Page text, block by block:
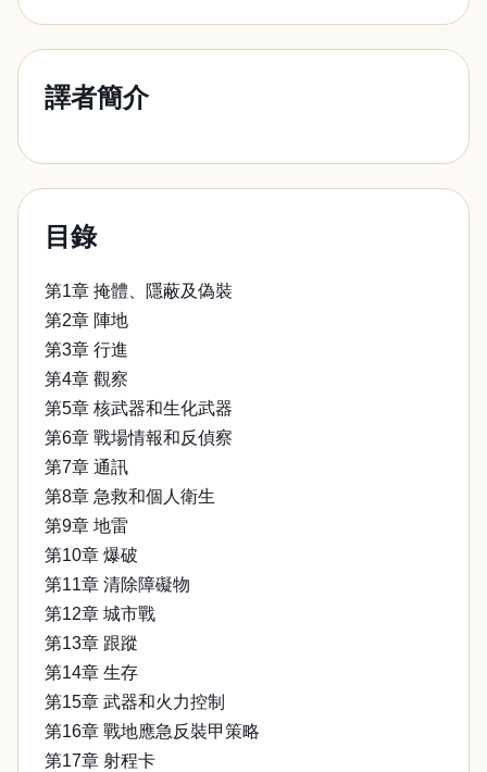
譯者簡介
目錄
第1章 掩體、隱蔽及偽裝
第2章 陣地
第3章 行進
第4章 觀察
第5章 核武器和生化武器
第6章 戰場情報和反偵察
第7章 通訊
第8章 急救和個人衛生
第9章 地雷
第10章 爆破
第11章 清除障礙物
第12章 城市戰
第13章 跟蹤
第14章 生存
第15章 武器和火力控制
第16章 戰地應急反裝甲策略
第17章 射程卡